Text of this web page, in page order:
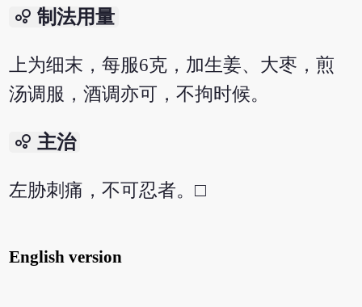
bubble_chart 制法用量
上为细末，每服6克，加生姜、大枣，煎
汤调服，酒调亦可，不拘时候。
bubble_chart 主治
左胁刺痛，不可忍者。□
English version